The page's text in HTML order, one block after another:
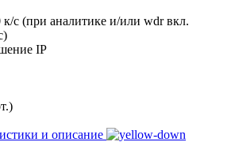
с (при аналитике и/или wdr вкл.
IP
и описание